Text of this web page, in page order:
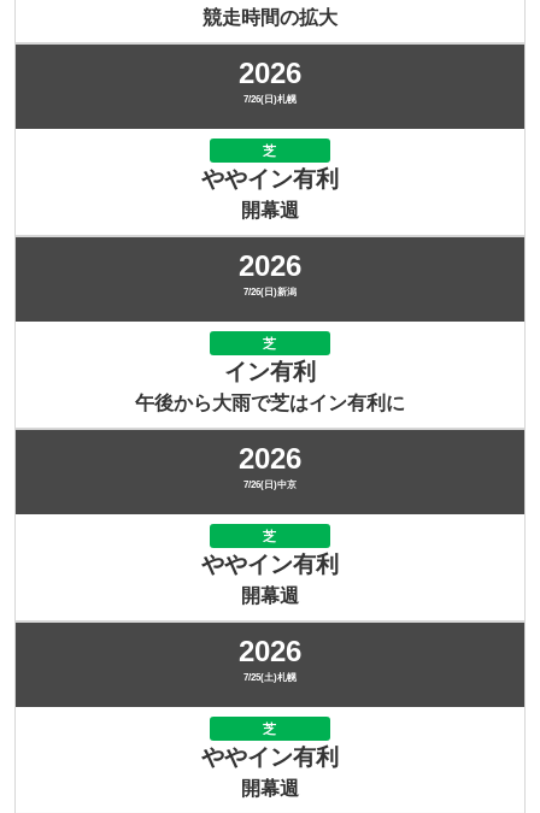
競走時間の拡大
2026
7/26(日)札幌
芝
ややイン有利
開幕週
2026
7/26(日)新潟
芝
イン有利
午後から大雨で芝はイン有利に
2026
7/26(日)中京
芝
ややイン有利
開幕週
2026
7/25(土)札幌
芝
ややイン有利
開幕週